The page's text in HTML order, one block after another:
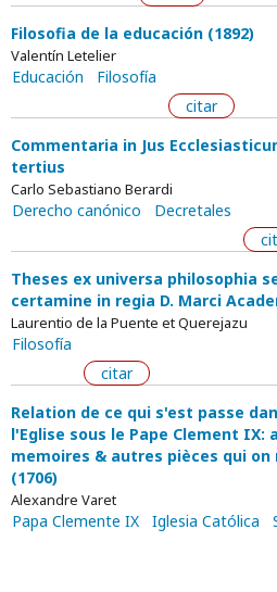
Filosofia de la educación (1892)
Valentín Letelier
Educación
Filosofía
citar
Commentaria in Jus
tertius
Carlo Sebastiano Berardi
Derecho canónico
Decretales
Theses ex universa philosophia
certamine in regia D. Marci
Laurentio de la Puente et Querejazu
Filosofía
citar
Relation de ce qui s'est passe
l'Eglise sous le Pape Clement
memoires & autres pièces qui
(1706)
Alexandre Varet
Papa Clemente IX Iglesia Católica